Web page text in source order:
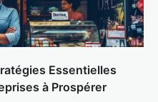
Essentielles
à Prospérer